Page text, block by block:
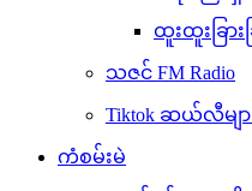
ထူးထူးခြား
သဇင် FM Radio
Tiktok ဆယ်လီမျာ
ကံစမ်းမဲ